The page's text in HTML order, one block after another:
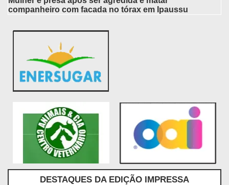
companheiro com facada no tórax em Ipaussu
DESTAQUES DA EDIÇÃO IMPRESSA